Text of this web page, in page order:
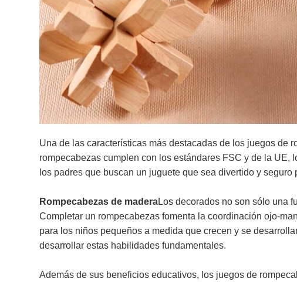
Una de las características más destacadas de los juegos de
rompecabezas cumplen con los estándares FSC y de la
los padres que buscan un juguete que sea divertido y seguro
Rompecabezas de maderaLos decorados no son sólo una
Completar un rompecabezas fomenta la coordinación ojo-
para los niños pequeños a medida que crecen y se
desarrollar estas habilidades fundamentales.
Además de sus beneficios educativos, los juegos de